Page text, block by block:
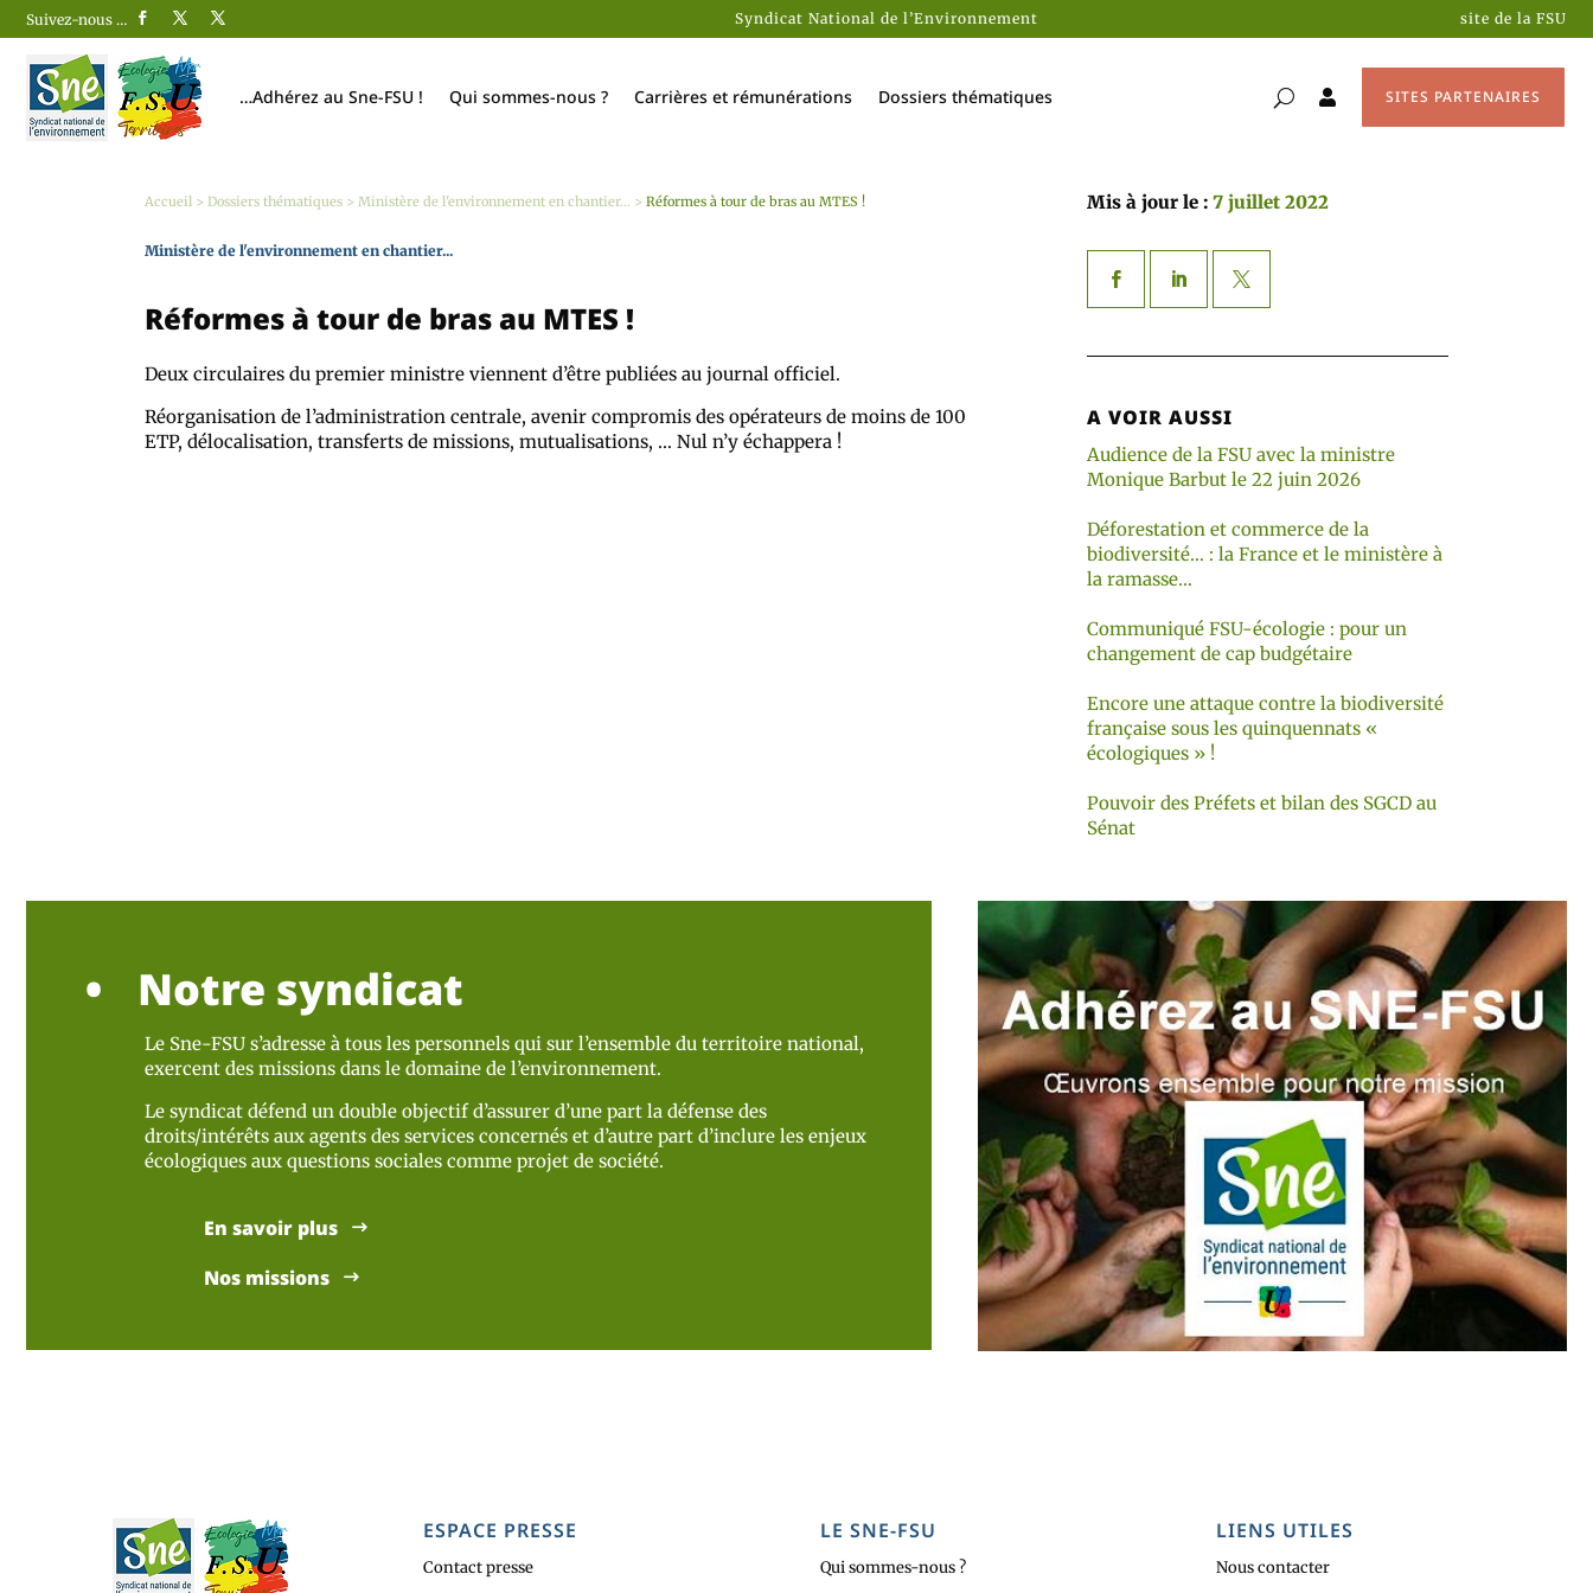
Suivez-nous … Syndicat National de l’Environnement site de la FSU
…Adhérez au Sne-FSU ! Qui sommes-nous ? Carrières et rémunérations Dossiers thématiques  SITES PARTENAIRES
Accueil > Dossiers thématiques > Ministère de l'environnement en chantier... > Réformes à tour de bras au MTES !
Ministère de l'environnement en chantier...
Réformes à tour de bras au MTES !
Deux circulaires du premier ministre viennent d’être publiées au journal officiel.
Réorganisation de l’administration centrale, avenir compromis des opérateurs de moins de 100
ETP, délocalisation, transferts de missions, mutualisations, … Nul n’y échappera !
Mis à jour le : 7 juillet 2022
A VOIR AUSSI
Audience de la FSU avec la ministre
Monique Barbut le 22 juin 2026
Déforestation et commerce de la
biodiversité… : la France et le ministère à
la ramasse…
Communiqué FSU-écologie : pour un
changement de cap budgétaire
Encore une attaque contre la biodiversité
française sous les quinquennats «
écologiques » !
Pouvoir des Préfets et bilan des SGCD au
Sénat
Notre syndicat
Le Sne-FSU s’adresse à tous les personnels qui sur l’ensemble du territoire national,
exercent des missions dans le domaine de l’environnement.
Le syndicat défend un double objectif d’assurer d’une part la défense des
droits/intérêts aux agents des services concernés et d’autre part d’inclure les enjeux
écologiques aux questions sociales comme projet de société.
En savoir plus
Nos missions
ESPACE PRESSE
Contact presse
LE SNE-FSU
Qui sommes-nous ?
LIENS UTILES
Nous contacter